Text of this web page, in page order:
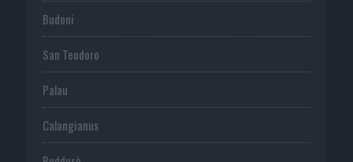
Budoni
San Teodoro
Palau
Calangianus